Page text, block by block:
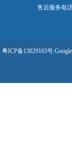
售后服务电
粤ICP备13029163号